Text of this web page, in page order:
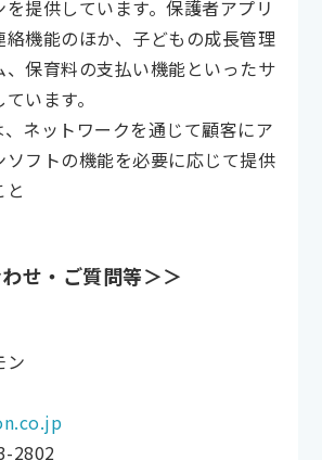
を提供しています。保護者アプリ
絡機能のほか、子どもの成長管理
、保育料の支払い機能といったサ
います。
ネットワークを通じて顧客にア
ソフトの機能を必要に応じて提供
せ・ご質問等＞＞
ン
2802